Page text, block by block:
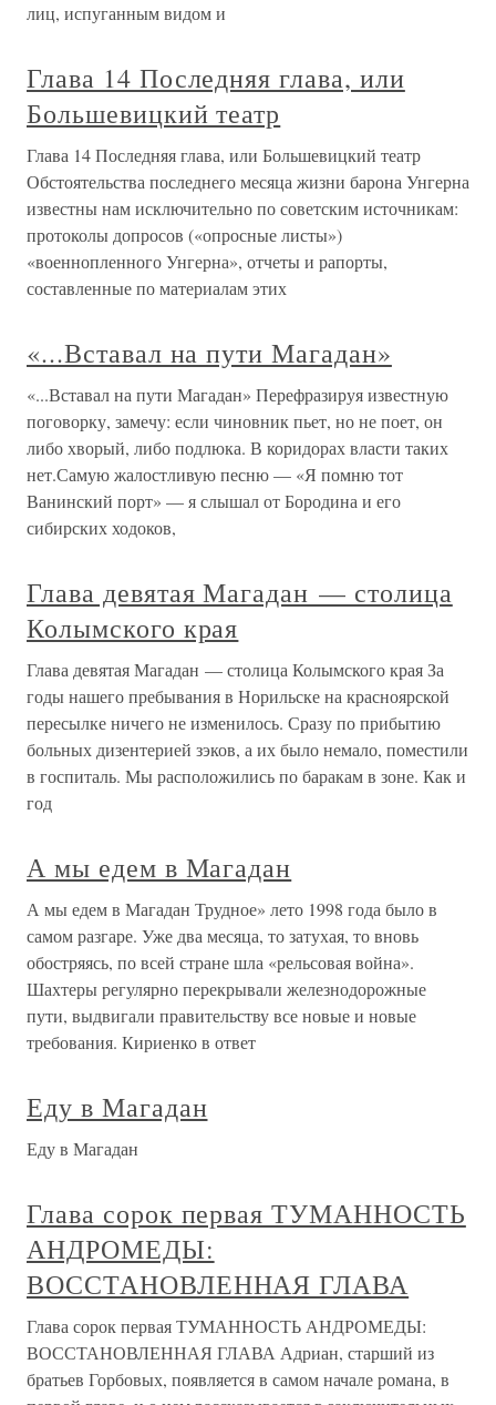
лиц, испуганным видом и
Глава 14 Последняя глава, или
Большевицкий театр
Глава 14 Последняя глава, или Большевицкий театр
Обстоятельства последнего месяца жизни барона Унгерна
известны нам исключительно по советским источникам:
протоколы допросов («опросные листы»)
«военнопленного Унгерна», отчеты и рапорты,
составленные по материалам этих
«...Вставал на пути Магадан»
«...Вставал на пути Магадан» Перефразируя известную
поговорку, замечу: если чиновник пьет, но не поет, он
либо хворый, либо подлюка. В коридорах власти таких
нет.Самую жалостливую песню — «Я помню тот
Ванинский порт» — я слышал от Бородина и его
сибирских ходоков,
Глава девятая Магадан — столица
Колымского края
Глава девятая Магадан — столица Колымского края За
годы нашего пребывания в Норильске на красноярской
пересылке ничего не изменилось. Сразу по прибытию
больных дизентерией зэков, а их было немало, поместили
в госпиталь. Мы расположились по баракам в зоне. Как и
год
А мы едем в Магадан
А мы едем в Магадан Трудное» лето 1998 года было в
самом разгаре. Уже два месяца, то затухая, то вновь
обостряясь, по всей стране шла «рельсовая война».
Шахтеры регулярно перекрывали железнодорожные
пути, выдвигали правительству все новые и новые
требования. Кириенко в ответ
Еду в Магадан
Еду в Магадан
Глава сорок первая ТУМАННОСТЬ
АНДРОМЕДЫ:
ВОССТАНОВЛЕННАЯ ГЛАВА
Глава сорок первая ТУМАННОСТЬ АНДРОМЕДЫ:
ВОССТАНОВЛЕННАЯ ГЛАВА Адриан, старший из
братьев Горбовых, появляется в самом начале романа, в